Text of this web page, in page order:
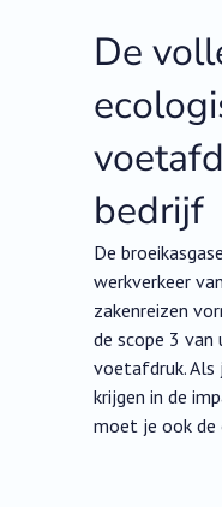
De
bedrijf
De
werkverkeer
zakenreizen
de scope 3 van
voetafdruk.
krijgen in de
moet je ook de